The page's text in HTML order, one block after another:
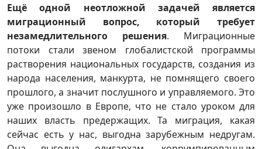
Ещё одной неотложной задачей является
миграционный вопрос, который требует
незамедлительного решения. Миграционные
потоки стали звеном глобалистской программы
растворения национальных государств, создания из
народа населения, манкурта, не помнящего своего
прошлого, а значит послушного и управляемого. Это
уже произошло в Европе, что не стало уроком для
наших власть предержащих. Та миграция, какая
сейчас есть у нас, выгодна зарубежным недругам.